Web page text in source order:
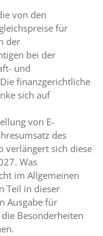
von den
für
der
bei der
und
finanzgerichtliche
sich auf
von E-
des
verlängert sich diese
Was
im Allgemeinen
Teil in dieser
Ausgabe für
Besonderheiten